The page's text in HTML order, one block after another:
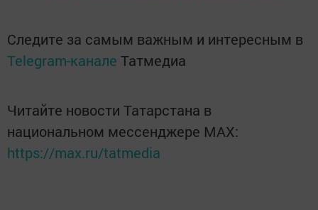
Следите за самым важным и интересным в
Telegram-канале Татмедиа
Читайте новости Татарстана в
национальном мессенджере MАХ:
https://max.ru/tatmedia